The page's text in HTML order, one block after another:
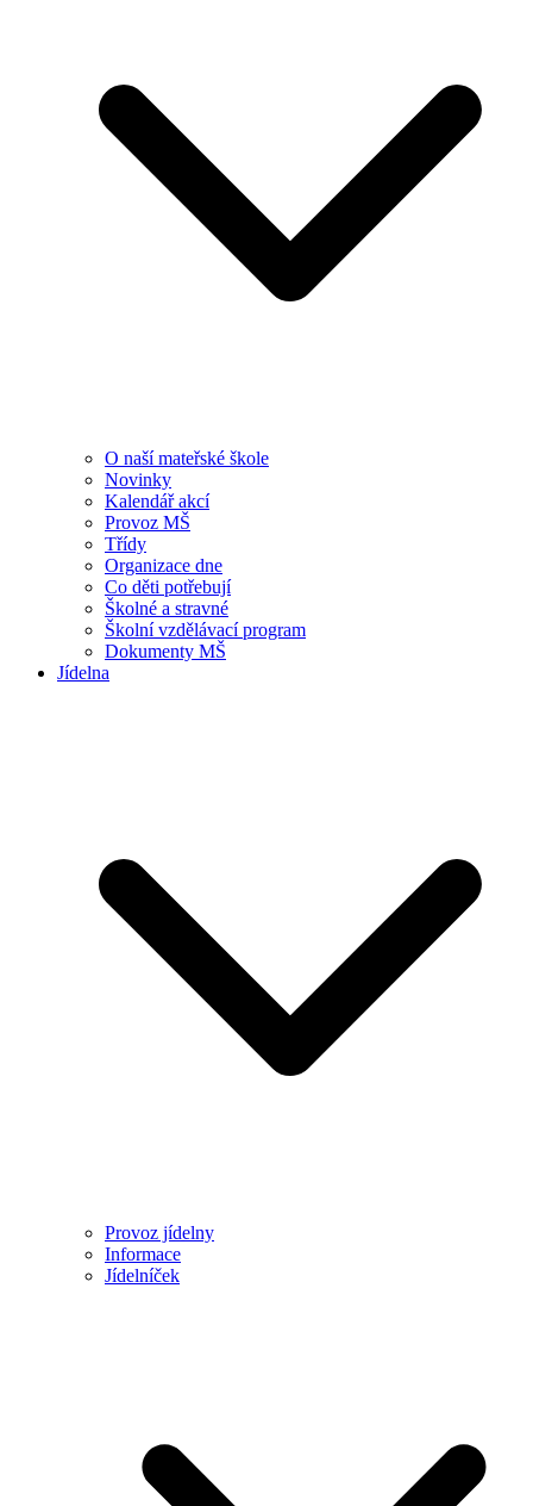
O naší mateřské škole
Novinky
Kalendář akcí
Provoz MŠ
Třídy
Organizace dne
Co děti potřebují
Školné a stravné
Školní vzdělávací program
Dokumenty MŠ
Jídelna
Provoz jídelny
Informace
Jídelníček